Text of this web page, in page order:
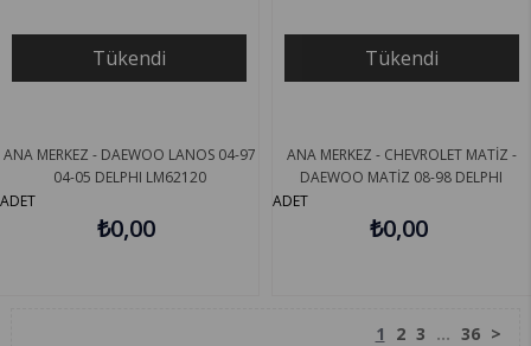
Tükendi
ANA MERKEZ - DAEWOO LANOS 04-97
04-05 DELPHI LM62120
ADET
₺0,00
Tükendi
ANA MERKEZ - CHEVROLET MATİZ -
DAEWOO MATİZ 08-98 DELPHI
ADET
₺0,00
1 2 3 ... 36 >